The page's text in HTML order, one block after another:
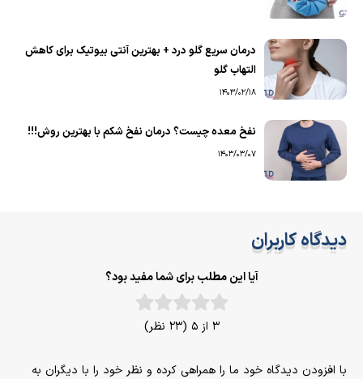
درمان سریع گلو درد + بهترین آنتی بیوتیک برای کاهش
التهاب گلو
1403/02/18
نفخ معده چیست؟ درمان نفخ شکم با بهترین روش!!!
1403/03/07
دیدگاه کاربران
آیا این مطلب برای شما مفید بود؟
3 از 5 (23 نظر)
با افزودن دیدگاه خود ما را همراهی کرده و نظر خود را با دیگران به